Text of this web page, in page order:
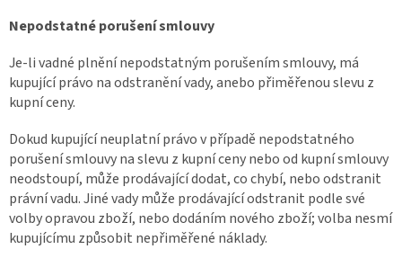
Nepodstatné porušení smlouvy
Je-li vadné plnění nepodstatným porušením smlouvy, má
kupující právo na odstranění vady, anebo přiměřenou slevu z
kupní ceny.
Dokud kupující neuplatní právo v případě nepodstatného
porušení smlouvy na slevu z kupní ceny nebo od kupní smlouvy
neodstoupí, může prodávající dodat, co chybí, nebo odstranit
právní vadu. Jiné vady může prodávající odstranit podle své
volby opravou zboží, nebo dodáním nového zboží; volba nesmí
kupujícímu způsobit nepřiměřené náklady.